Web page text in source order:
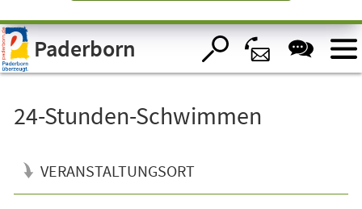
Visuelle
Assistenzsoftware
öffnen.Paderborn
24-Stunden-Schwimmen
VERANSTALTUNGSORT